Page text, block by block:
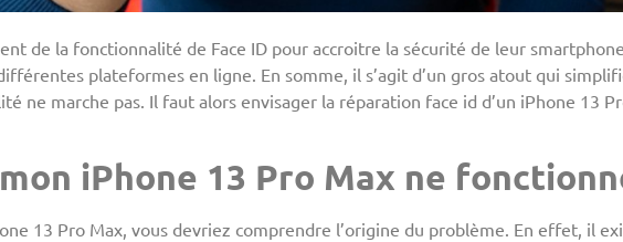
de la fonctionnalité de Face ID pour accroitre la sécurité de leur
plateformes en ligne. En somme, il s’agit d’un gros atout qui
ne marche pas. Il faut alors envisager la réparation face id d’un iPhone 13
iPhone 13 Pro Max ne
13 Pro Max, vous devriez comprendre l’origine du problème. En effet, il